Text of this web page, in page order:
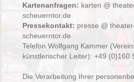
Kartenanfragen: karten @
scheuerntor.de
Pressekontakt: presse @
scheuerntor.de
Telefon Wolfgang Kammer
künstlerischer Leiter): +49 (0)160
Die Verarbeitung Ihrer